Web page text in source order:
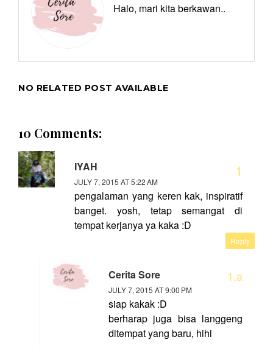
Halo, mari kita berkawan..
NO RELATED POST AVAILABLE
10 Comments:
IYAH
JULY 7, 2015 AT 5:22 AM
pengalaman yang keren kak, inspiratif
banget. yosh, tetap semangat di
tempat kerjanya ya kaka :D
Reply
Cerita Sore
JULY 7, 2015 AT 9:00 PM
siap kakak :D
berharap juga bisa langgeng
ditempat yang baru, hihi